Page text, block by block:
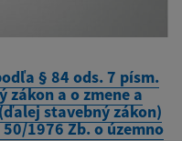
§ 84 ods. 7 písm.
zákon a o zmene a
stavebný zákon)
1976 Zb. o územno